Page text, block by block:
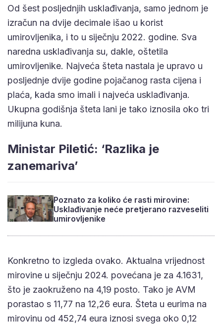
Od šest posljednjih usklađivanja, samo jednom je
izračun na dvije decimale išao u korist
umirovljenika, i to u siječnju 2022. godine. Sva
naredna usklađivanja su, dakle, oštetila
umirovljenike. Najveća šteta nastala je upravo u
posljednje dvije godine pojačanog rasta cijena i
plaća, kada smo imali i najveća usklađivanja.
Ukupna godišnja šteta lani je tako iznosila oko tri
milijuna kuna.
Ministar Piletić: ‘Razlika je
zanemariva’
Poznato za koliko će rasti mirovine:
Usklađivanje neće pretjerano razveseliti
umirovljenike
Konkretno to izgleda ovako. Aktualna vrijednost
mirovine u siječnju 2024. povećana je za 4.1631,
što je zaokruženo na 4,19 posto. Tako je AVM
porastao s 11,77 na 12,26 eura. Šteta u eurima na
mirovinu od 452,74 eura iznosi svega oko 0,12